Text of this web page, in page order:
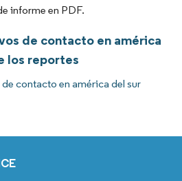
informe en PDF.
de contacto en américa
los reportes
contacto en américa del sur